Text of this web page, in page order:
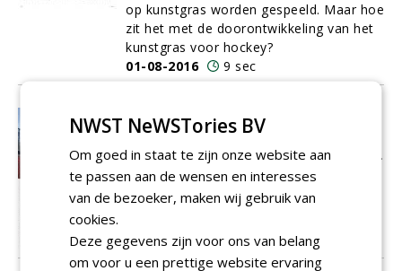
op kunstgras worden gespeeld. Maar hoe
zit het met de doorontwikkeling van het
kunstgras voor hockey?
01-08-2016
9 sec
'We moeten af van het idee dat
water vanzelfsprekend is'
Vorig jaar legde Traas en Ovaa Sport B.V.
een ecologisch waterbeheersysteem aan
bij sportcomplex Het Schenge in Goes.
6 sec
NWST NeWSTories BV
Om goed in staat te zijn onze website aan
te passen aan de wensen en interesses
van de bezoeker, maken wij gebruik van
cookies.
Deze gegevens zijn voor ons van belang
om voor u een prettige website ervaring